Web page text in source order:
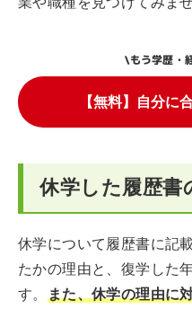
\もう学歴・
【無料】自分に
休学した履歴書
休学について履歴書に記
たかの理由と、復学した
す。 また、休学の理由に